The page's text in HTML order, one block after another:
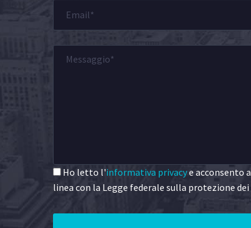
Ho letto l'informativa privacye acconsento
linea con la Legge federale sulla protezione